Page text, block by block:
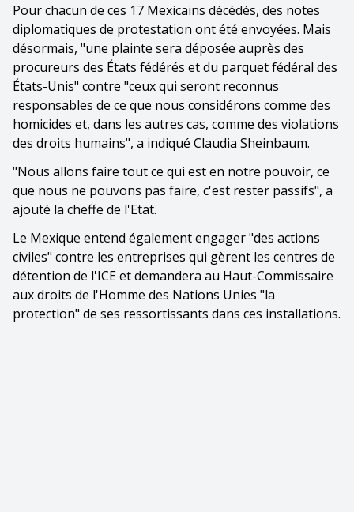
Pour chacun de ces 17 Mexicains décédés, des notes
diplomatiques de protestation ont été envoyées. Mais
désormais, "une plainte sera déposée auprès des
procureurs des États fédérés et du parquet fédéral des
États-Unis" contre "ceux qui seront reconnus
responsables de ce que nous considérons comme des
homicides et, dans les autres cas, comme des violations
des droits humains", a indiqué Claudia Sheinbaum.
"Nous allons faire tout ce qui est en notre pouvoir, ce
que nous ne pouvons pas faire, c'est rester passifs", a
ajouté la cheffe de l'Etat.
Le Mexique entend également engager "des actions
civiles" contre les entreprises qui gèrent les centres de
détention de l'ICE et demandera au Haut-Commissaire
aux droits de l'Homme des Nations Unies "la
protection" de ses ressortissants dans ces installations.